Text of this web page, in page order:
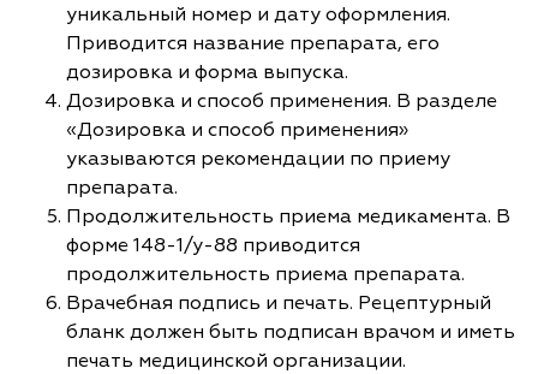
уникальный номер и дату оформления.
Приводится название препарата, его
дозировка и форма выпуска.
Дозировка и способ применения. В разделе
«Дозировка и способ применения»
указываются рекомендации по приему
препарата.
Продолжительность приема медикамента. В
форме 148-1/у-88 приводится
продолжительность приема препарата.
Врачебная подпись и печать. Рецептурный
бланк должен быть подписан врачом и иметь
печать медицинской организации.